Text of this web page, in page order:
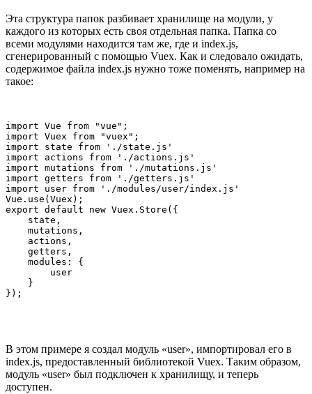
Эта структура папок разбивает хранилище на модули, у
каждого из которых есть своя отдельная папка. Папка со
всеми модулями находится там же, где и index.js,
сгенерированный с помощью Vuex. Как и следовало ожидать,
содержимое файла index.js нужно тоже поменять, например на
такое:
import Vue from "vue";
import Vuex from "vuex";
import state from './state.js'
import actions from './actions.js'
import mutations from './mutations.js'
import getters from './getters.js'
import user from './modules/user/index.js'
Vue.use(Vuex);
export default new Vuex.Store({
    state,
    mutations,
    actions,
    getters,
    modules: {
        user
    }
В этом примере я создал модуль «user», импортировал его в
index.js, предоставленный библиотекой Vuex. Таким образом,
модуль «user» был подключен к хранилищу, и теперь
доступен.